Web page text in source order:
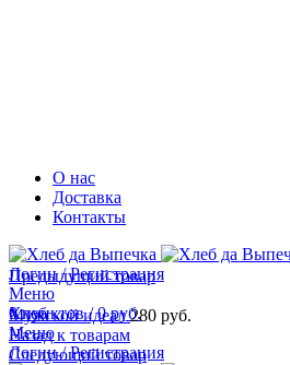
О нас
Доставка
Контакты
Логин / Регистрация
Меню
0пунктов / 0руб.
Меню
Логин / Регистрация
Хлеб
Предыдущий товар
Мужской идеал280 руб.
Назад к товарам
Следующий товар